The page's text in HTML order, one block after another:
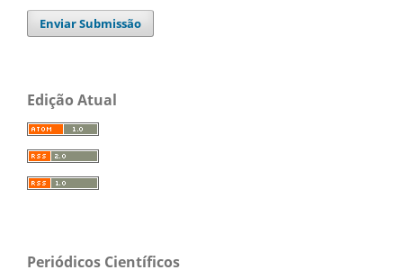
Enviar Submissão
Edição Atual
Periódicos Científicos